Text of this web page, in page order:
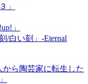
」
」
/白い刻」-Eternal
ら陶芸家に転生した